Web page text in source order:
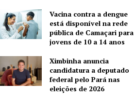
Vacina contra a dengue
está disponível na rede
pública de Camaçari para
jovens de 10 a 14 anos
Ximbinha anuncia
candidatura a deputado
federal pelo Pará nas
eleições de 2026